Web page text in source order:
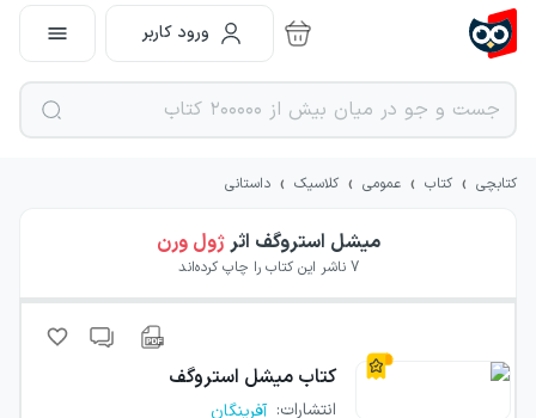
ورود کاربر
کتابچی › کتاب › عمومی › کلاسیک › داستانی
میشل استروگف اثرژول ورن
7 ناشر این کتاب را چاپ کرده‌اند
کتاب میشل استروگف
انتشارات: آفرینگان